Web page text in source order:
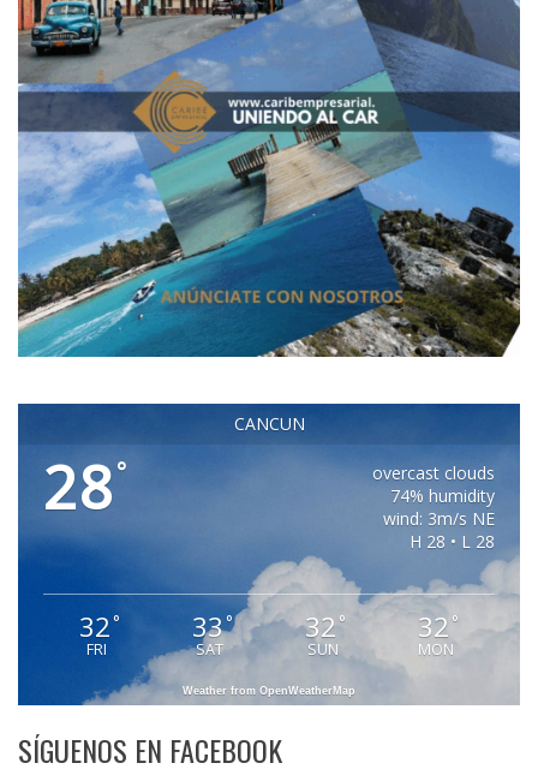
CANCUN
28°
overcast clouds
74% humidity
wind: 3m/s NE
H 28 • L 28
32°
FRI
33°
SAT
32 °
SUN
32 °
MON
Weather from OpenWeatherMap
SÍGUENOS EN FACEBOOK